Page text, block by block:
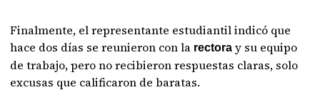
Finalmente, el representante estudiantil indicó que
hace dos días se reunieron con la rectoray su equipo
de trabajo, pero no recibieron respuestas claras, solo
excusas que calificaron de baratas.